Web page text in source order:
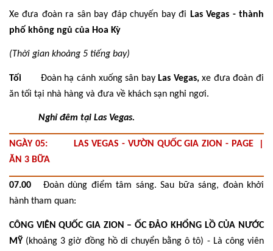
Xe đưa đoàn ra sân bay đáp chuyến bay đi Las Vegas - thành
phố không ngủ của Hoa Kỳ
(Thời gian khoảng 5 tiếng bay)
Tối Đoàn hạ cánh xuống sân bayLas Vegas,xe đưa đoàn đi
ăn tối tại nhà hàng và đưa về khách sạn nghỉ ngơi.
Nghỉ đêm tại Las Vegas.
NGÀY 05: LAS VEGAS - VƯỜN QUỐC GIA ZION - PAGE |
ĂN 3 BỮA
07.00 Đoàn dùng điểm tâm sáng. Sau bữa sáng, đoàn khởi
hành tham quan:
CÔNG VIÊN QUỐC GIA ZION – ỐC ĐẢO KHỔNG LỒ CỦA NƯỚC
MỸ(khoảng 3 giờ đồng hồ di chuyển bằng ô tô) - Là công viên